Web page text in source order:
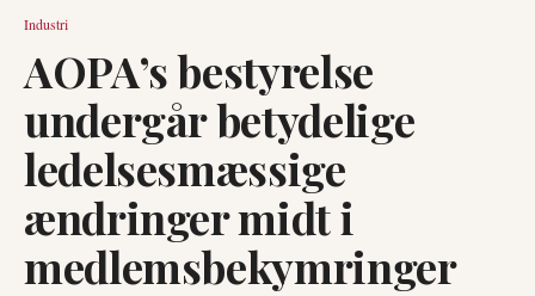
Industri
AOPA’s bestyrelse
undergår betydelige
ledelsesmæssige
ændringer midt i
medlemsbekymringer